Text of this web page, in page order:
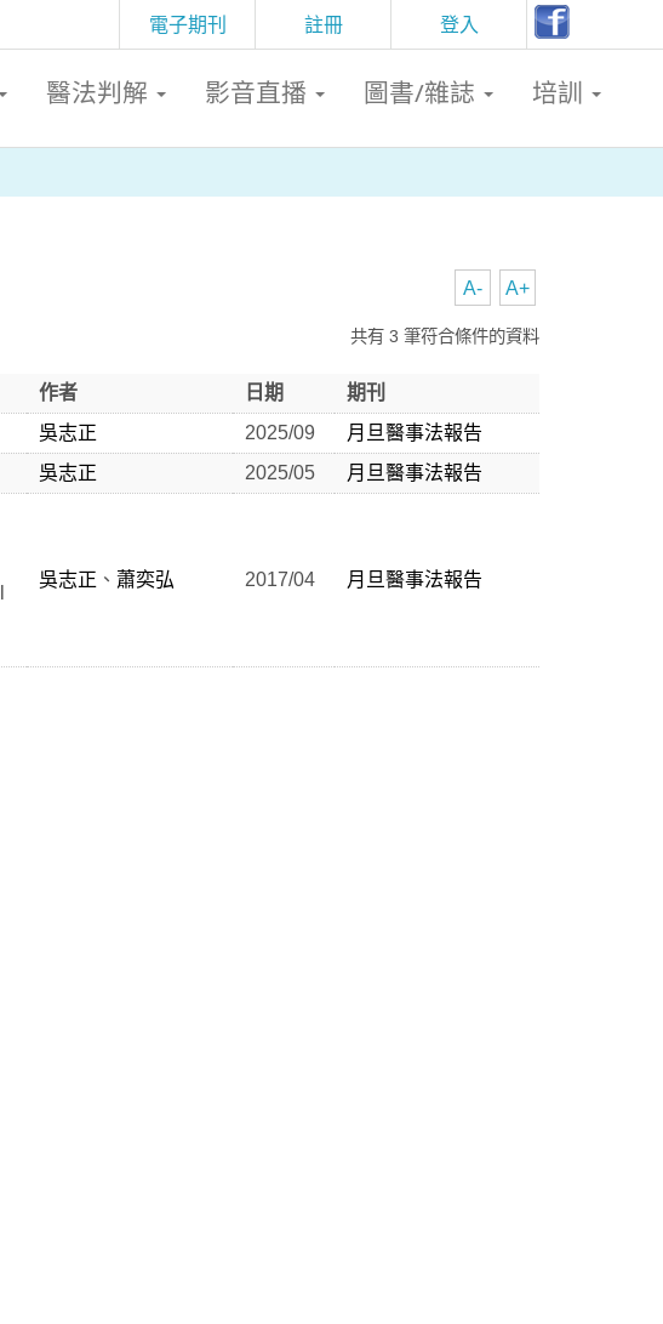
註冊 登入
電子期刊
醫法判解 影音直播 圖書/雜誌 培訓
A+
A-
共有 3 筆符合條件的資料
作者 日期
期刊
吳志正 2025/09
月旦醫事法報告
吳志正 2025/05 月旦醫事法報告
吳志正 、 蕭奕弘 2017/04 月旦醫事法報告